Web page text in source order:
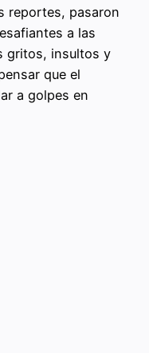
reportes, pasaron
a las
gritos, insultos y
que el
a golpes en